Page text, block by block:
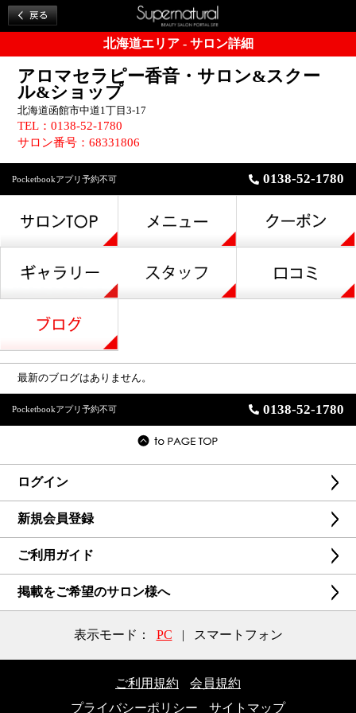
北海道エリア - サロン詳細
アロマセラピー香音・サロン&スクー
ル&ショップ
北海道函館市中道1丁目3-17
TEL：0138-52-1780
サロン番号：68331806
Pocketbookアプリ予約不可 0138-52-1780
最新のブログはありません。
Pocketbookアプリ予約不可 0138-52-1780
ログイン
新規会員登録
ご利用ガイド
掲載をご希望のサロン様へ
表示モード： PC | スマートフォン
ご利用規約
会員規約
プライバシーポリシー
サイトマップ